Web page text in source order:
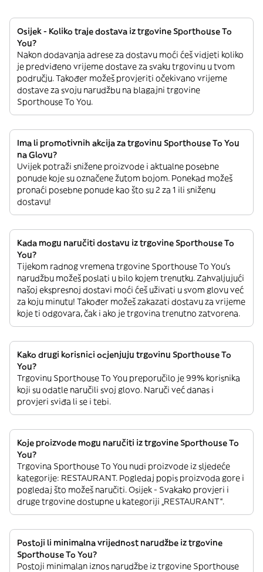
Osijek - Koliko traje dostava iz trgovine Sporthouse To
You?
Nakon dodavanja adrese za dostavu moći ćeš vidjeti koliko
je predviđeno vrijeme dostave za svaku trgovinu u tvom
području. Također možeš provjeriti očekivano vrijeme
dostave za svoju narudžbu na blagajni trgovine
Sporthouse To You.
Ima li promotivnih akcija za trgovinu Sporthouse To You
na Glovu?
Uvijek potraži snižene proizvode i aktualne posebne
ponude koje su označene žutom bojom. Ponekad možeš
pronaći posebne ponude kao što su 2 za 1 ili sniženu
dostavu!
Kada mogu naručiti dostavu iz trgovine Sporthouse To
You?
Tijekom radnog vremena trgovine Sporthouse To You’s
narudžbu možeš poslati u bilo kojem trenutku. Zahvaljujući
našoj ekspresnoj dostavi moći ćeš uživati u svom glovu već
za koju minutu! Također možeš zakazati dostavu za vrijeme
koje ti odgovara, čak i ako je trgovina trenutno zatvorena.
Kako drugi korisnici ocjenjuju trgovinu Sporthouse To
You?
Trgovinu Sporthouse To You preporučilo je 99% korisnika
koji su odatle naručili svoj glovo. Naruči već danas i
provjeri sviđa li se i tebi.
Koje proizvode mogu naručiti iz trgovine Sporthouse To
You?
Trgovina Sporthouse To You nudi proizvode iz sljedeće
kategorije: RESTAURANT. Pogledaj popis proizvoda gore i
pogledaj što možeš naručiti. Osijek - Svakako provjeri i
druge trgovine dostupne u kategoriji „RESTAURANT“.
Postoji li minimalna vrijednost narudžbe iz trgovine
Sporthouse To You?
Postoji minimalan iznos narudžbe iz trgovine Sporthouse